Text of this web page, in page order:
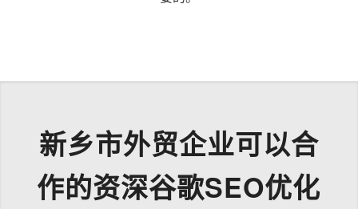
新乡市外贸企业可以合
作的资深谷歌SEO优化